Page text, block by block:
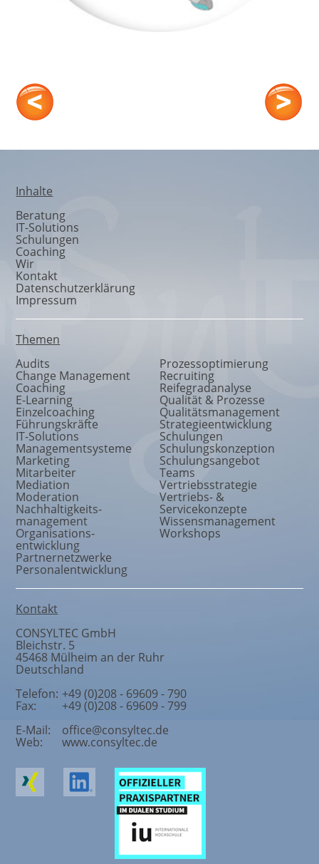
Inhalte
Beratung
IT-Solutions
Schulungen
Coaching
Wir
Kontakt
Datenschutzerklärung
Impressum
Themen
Audits
Change Management
Coaching
E-Learning
Einzelcoaching
Führungskräfte
IT-Solutions
Managementsysteme
Marketing
Mitarbeiter
Mediation
Moderation
Nachhaltigkeits-
management
Organisations-
entwicklung
Partnernetzwerke
Personalentwicklung
Prozessoptimierung
Recruiting
Reifegradanalyse
Qualität & Prozesse
Qualitätsmanagement
Strategieentwicklung
Schulungen
Schulungskonzeption
Schulungsangebot
Teams
Vertriebsstrategie
Vertriebs- &
Servicekonzepte
Wissensmanagement
Workshops
Kontakt
CONSYLTEC GmbH
Bleichstr. 5
45468 Mülheim an der Ruhr
Deutschland
Telefon: +49 (0)208 - 69609 - 790
Fax:
+49 (0)208 - 69609 - 799
E-Mail:
office@consyltec.de
Web: www.consyltec.de